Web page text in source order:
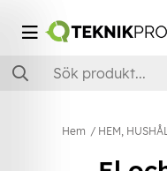
Hem HEM,